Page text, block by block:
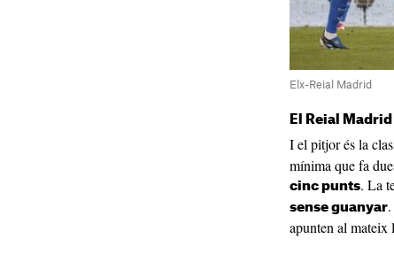
Elx-Reial Madrid
El Reial
I el pitjor és la
mínima que fa
cinc punts. La
sense guanyar
apunten al mateix